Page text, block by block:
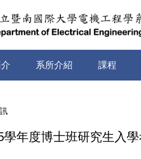
系所介紹 課程
學年度博士班研究生入